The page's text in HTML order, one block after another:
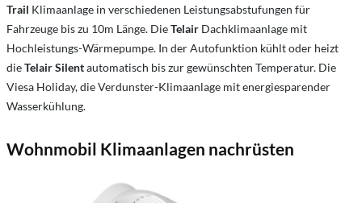
Trail Klimaanlage in verschiedenen Leistungsabstufungen für
Fahrzeuge bis zu 10m Länge. DieTelair Dachklimaanlage mit
Hochleistungs-Wärmepumpe. In der Autofunktion kühlt oder heizt
dieTelair Silentautomatisch bis zur gewünschten Temperatur. Die
Viesa Holiday, die Verdunster-Klimaanlage mit energiesparender
Wasserkühlung.
Wohnmobil Klimaanlagen nachrüsten